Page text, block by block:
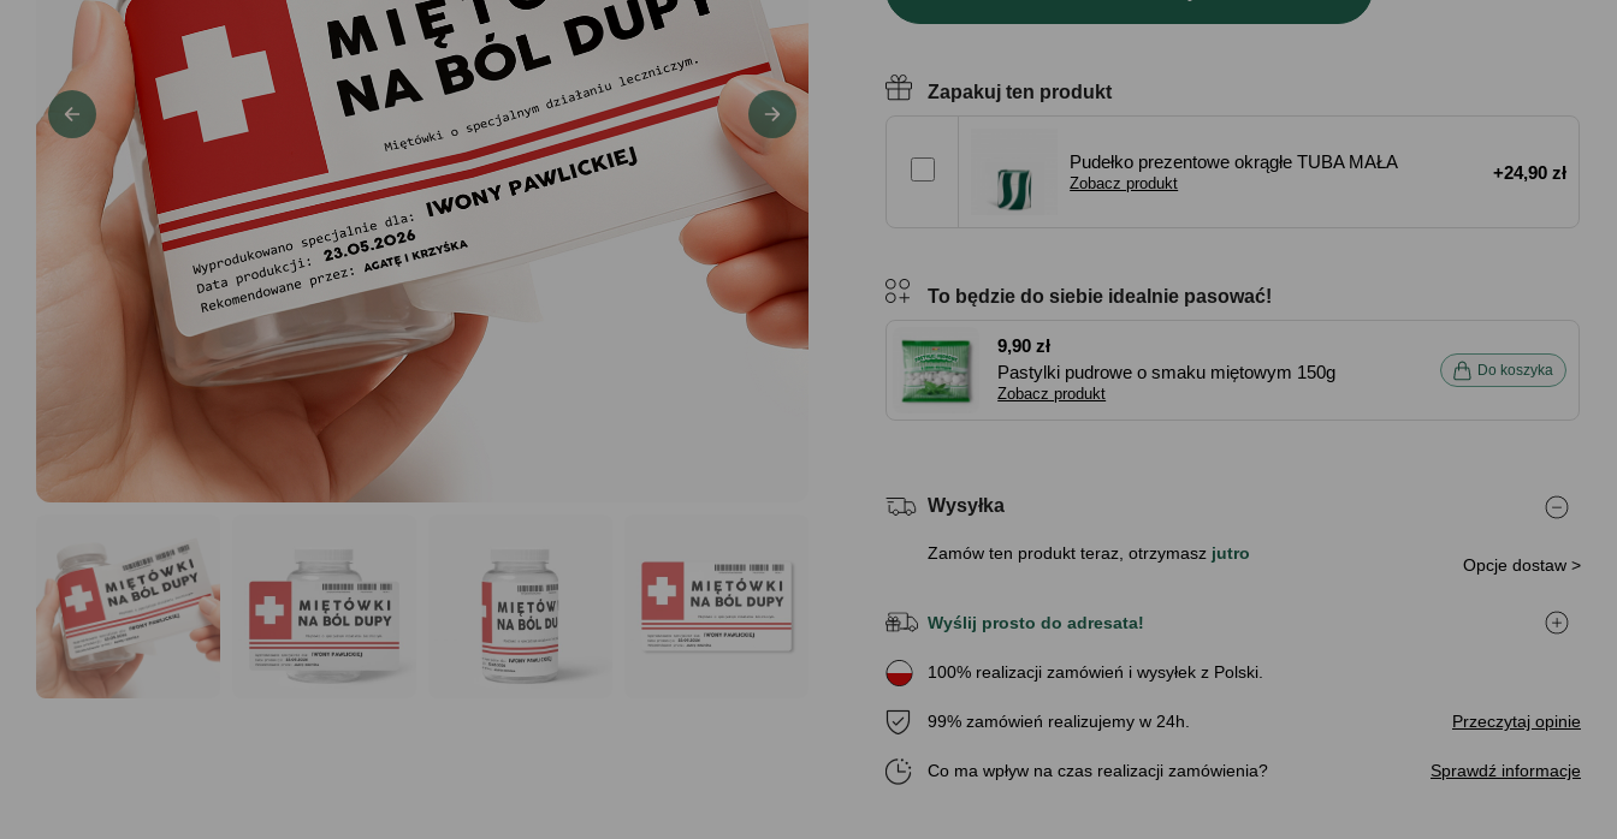
Zapakuj ten produkt
Pudełko prezentowe okrągłe TUBA MAŁA
Zobacz produkt
+24,90 zł
To będzie do siebie idealnie pasować!
9,90 zł
Pastylki pudrowe o smaku miętowym 150g
Zobacz produkt
Do koszyka
Wysyłka
Zamów ten produkt teraz, otrzymasz jutro
Opcje dostaw >
Wyślij prosto do adresata!
100% realizacji zamówień i wysyłek z Polski.
99% zamówień realizujemy w 24h. Przeczytaj opinie
Co ma wpływ na czas realizacji zamówienia Sprawdź informacje